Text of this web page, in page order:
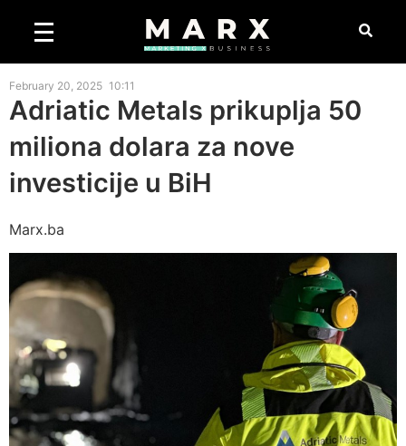
February 20, 2025 10:11
Adriatic Metals prikuplja 50
miliona dolara za nove
investicije u BiH
Marx.ba